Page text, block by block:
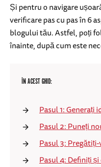
Și pentru o navigare
verificare pas cu pas în 6
blogului tău. Astfel, poți
înainte, după cum este
ÎN ACEST GHID:
Pasul 1:
Pasul 2: Puneți
Pasul 3:
Pasul 4: Definiți